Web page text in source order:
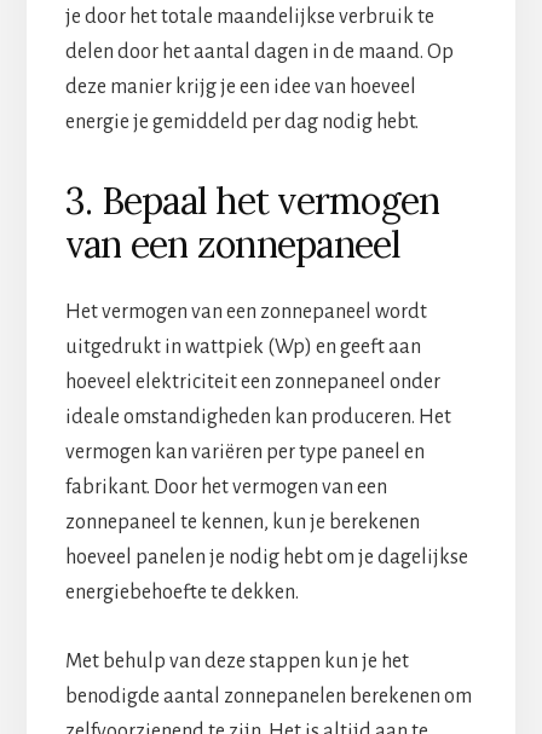
je door het totale maandelijkse verbruik te
delen door het aantal dagen in de maand. Op
deze manier krijg je een idee van hoeveel
energie je gemiddeld per dag nodig hebt.
3. Bepaal het vermogen
van een zonnepaneel
Het vermogen van een zonnepaneel wordt
uitgedrukt in wattpiek (Wp) en geeft aan
hoeveel elektriciteit een zonnepaneel onder
ideale omstandigheden kan produceren. Het
vermogen kan variëren per type paneel en
fabrikant. Door het vermogen van een
zonnepaneel te kennen, kun je berekenen
hoeveel panelen je nodig hebt om je dagelijkse
energiebehoefte te dekken.
Met behulp van deze stappen kun je het
benodigde aantal zonnepanelen berekenen om